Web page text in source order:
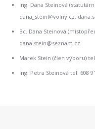
Ing. Dana Steinová
dana_stein@volny.cz,
Bc. Dana Steinová
dana.stein@seznam.cz
Marek Stein (člen výboru)
Ing. Petra Steinová tel: 608